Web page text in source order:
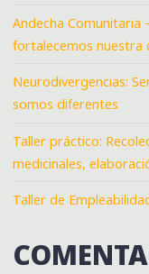
Andecha
fortalecemos nuestra
Neurodivergencias:
somos diferentes
Taller práctico:
medicinales,
Taller de